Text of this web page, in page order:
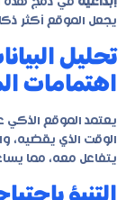
يجعل الموقع أكثر
تحليل
اهتمامات
يعتمد الموقع الذكي
الوقت الذي يقضيه،
يتفاعل معه، مما
التنبؤ